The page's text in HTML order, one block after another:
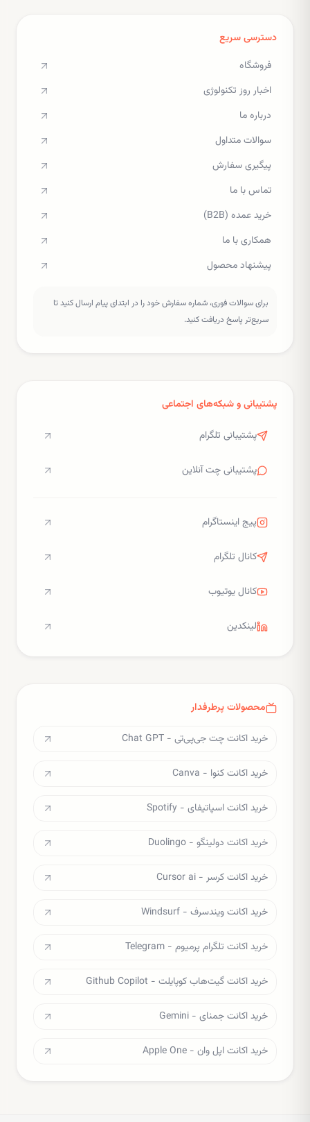
دسترسی سریع
فروشگاه
اخبار روز تکنولوژی
درباره ما
سوالات متداول
پیگیری سفارش
تماس با ما
خرید عمده (B2B)
همکاری با ما
پیشنهاد محصول
برای سوالات فوری، شماره سفارش خود را در ابتدای پیام ارسال کنید تا
سریع‌تر پاسخ دریافت کنید.
پشتیبانی و شبکه‌های اجتماعی
پشتیبانی تلگرام
پشتیبانی چت آنلاین
پیج اینستاگرام
کانال تلگرام
کانال یوتیوب
لینکدین
محصولات پرطرفدار
خرید اکانت چت جی‌پی‌تی - Chat GPT
خرید اکانت کنوا - Canva
خرید اکانت اسپاتیفای - Spotify
خرید اکانت دولینگو - Duolingo
خرید اکانت کرسر - Cursor ai
خرید اکانت ویندسرف - Windsurf
خرید اکانت تلگرام پرمیوم - Telegram
خرید اکانت گیت‌هاب کوپایلت - Github Copilot
خرید اکانت جمنای - Gemini
خرید اکانت اپل وان - Apple One